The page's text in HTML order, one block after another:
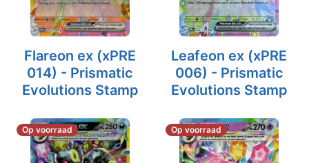
Flareon ex (xPRE
014) - Prismatic
Evolutions Stamp
Leafeon ex (xPRE
006) - Prismatic
Evolutions Stamp
Op voorraad Op voorraad